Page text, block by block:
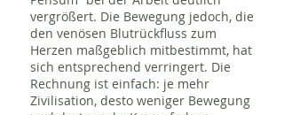
vergrößert. Die Bewegung jedoch, die
den venösen Blutrückfluss zum
Herzen maßgeblich mitbestimmt, hat
sich entsprechend verringert. Die
Rechnung ist einfach: je mehr
Zivilisation, desto weniger Bewegung